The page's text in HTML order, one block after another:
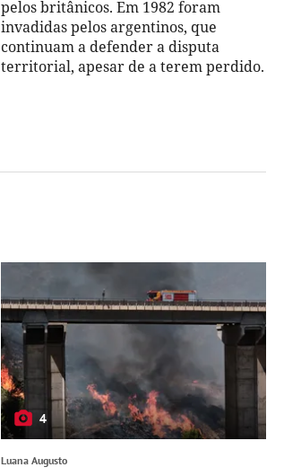
pelos britânicos. Em 1982 foram
invadidas pelos argentinos, que
continuam a defender a disputa
territorial, apesar de a terem perdido.
4
Luana Augusto